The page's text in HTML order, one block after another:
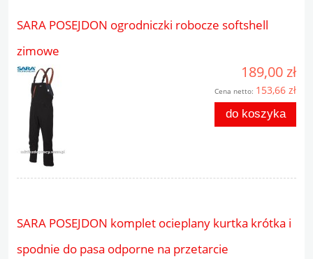
SARA POSEJDON ogrodniczki robocze softshell
zimowe
189,00 zł
Cena netto: 153,66 zł
do koszyka
SARA POSEJDON komplet ocieplany kurtka krótka i
spodnie do pasa odporne na przetarcie